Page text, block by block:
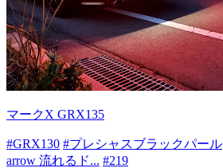
マークX GRX135
#GRX130 #プレシャスブラックパール
arrow 流れるド... #219